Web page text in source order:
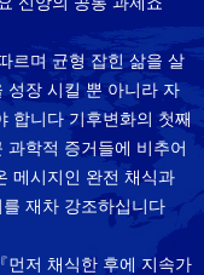
르며 균형 잡힌 삶을 살
성장 시킬 뿐 아니라 자
합니다 기후변화의 첫째
과학적 증거들에 비추어
메시지인 완전 채식과
재차 강조하십니다
먼저 채식한 후에 지속가